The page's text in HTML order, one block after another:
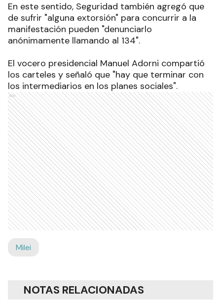
En este sentido, Seguridad también agregó que
de sufrir "alguna extorsión" para concurrir a la
manifestación pueden "denunciarlo
anónimamente llamando al 134".
El vocero presidencial Manuel Adorni compartió
los carteles y señaló que "hay que terminar con
los intermediarios en los planes sociales".
Ads
Milei
NOTAS RELACIONADAS